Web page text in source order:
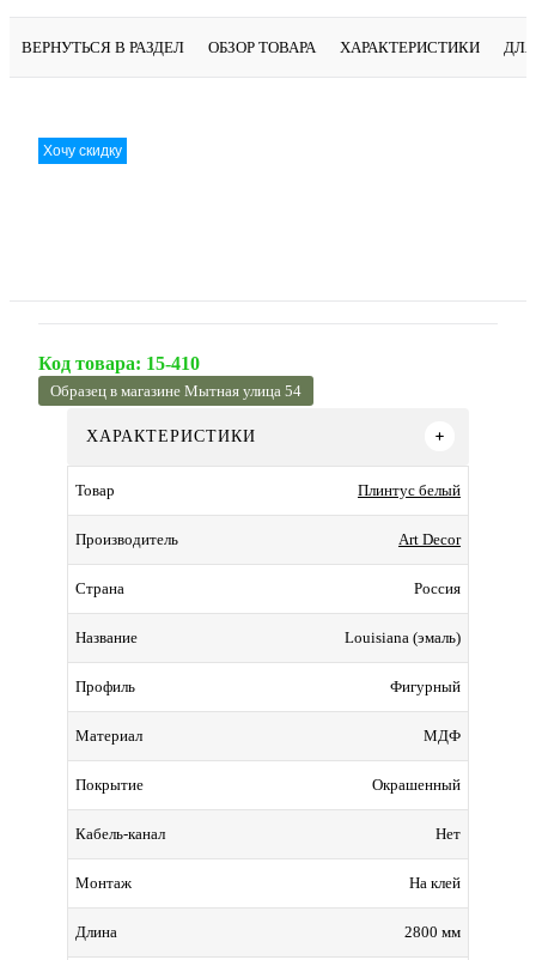
ВЕРНУТЬСЯ В РАЗДЕЛ ОБЗОР ТОВАРА ХАРАКТЕРИСТИКИ
Хочу скидку
Код товара: 15-410
Образец в магазине Мытная улица 54
ХАРАКТЕРИСТИКИ
Товар Плинтус белый
Производитель Art Decor
Страна Россия
Название Louisiana (эмаль)
Профиль Фигурный
Материал МДФ
Покрытие Окрашенный
Кабель-канал Нет
Монтаж На клей
Длина 2800 мм